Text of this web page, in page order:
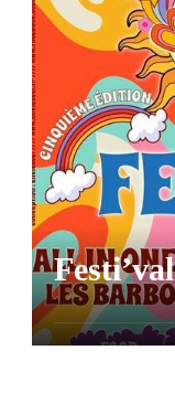
Festi’val